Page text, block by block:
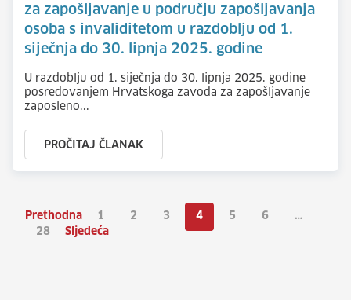
za zapošljavanje u području zapošljavanja
osoba s invaliditetom u razdoblju od 1.
siječnja do 30. lipnja 2025. godine
U razdoblju od 1. siječnja do 30. lipnja 2025. godine
posredovanjem Hrvatskoga zavoda za zapošljavanje
zaposleno...
PROČITAJ ČLANAK
Prethodna 1 2 3 4 5 6
…
28
Sljedeća